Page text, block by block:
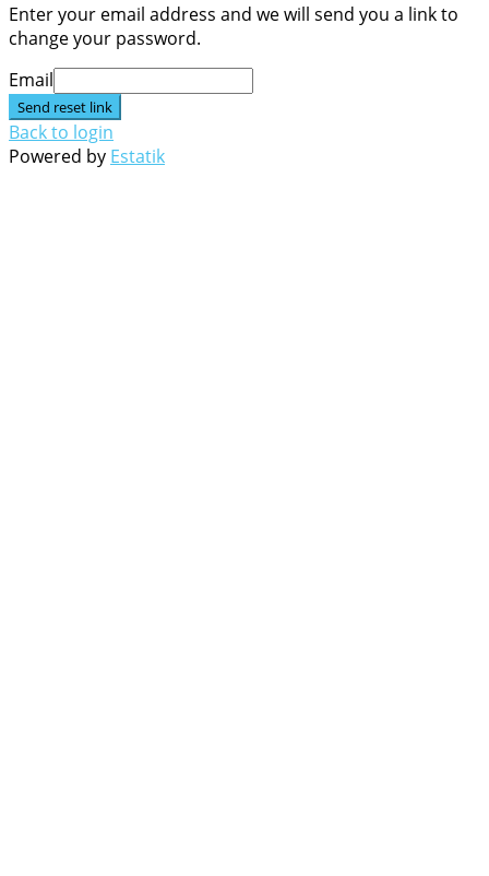
Enter your email address and we will send you a link to
change your password.
Email
Send reset link
Back to login
Powered by Estatik